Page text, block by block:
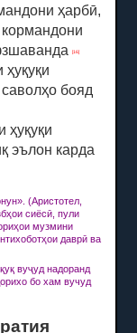
ҳарбӣ,
[16]
бояд
ҳуқуқи
эълон карда
(Аристотел,
сиёсӣ, пули
музмини
даврӣ ва
вуҷуд надоранд
бо хам вучуд